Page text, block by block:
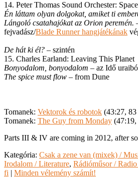
14. Peter Thomas Sound Orchester:
Én láttam olyan dolgokat, amiket ti
Lángoló csatahajókat az Orion peremén.
fejvadász/Blade Runner hangjátékának
De hát ki él? – szintén
15. Charles Earland: Leaving This Planet
Bonyodalom, bonyodalom – az Idő
The spice must flow – from Dune
Tomanek: Vektorok és robotok (43:27,
Tomanek: The Guy from Monday
Parts III & IV are coming in 2012, after
Kategória: Csak a zene van (mixek) /
Irodalom / Literature, Rádióműsor /
fi
Minden vélemény számít!